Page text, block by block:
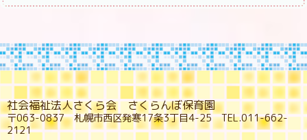
社会福祉法人さくら会 さくらんぼ保育園
〒063-0837 札幌市西区発寒17条3丁目4-25 TEL.011-662-
2121